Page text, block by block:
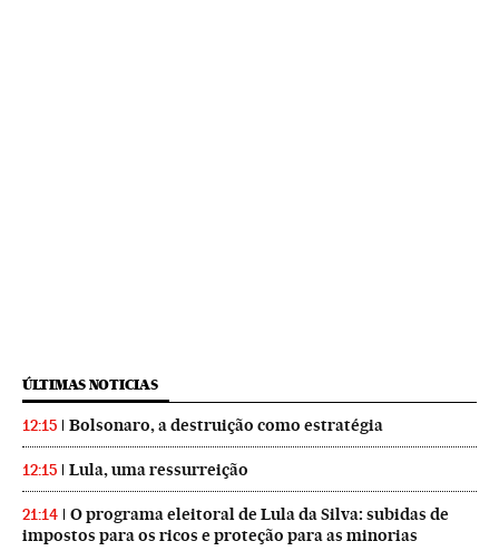
ÚLTIMAS NOTICIAS
12:15 Bolsonaro, a destruição como estratégia
12:15 Lula, uma ressurreição
21:14
O programa eleitoral de Lula da Silva: subidas de
impostos para os ricos e proteção para as minorias